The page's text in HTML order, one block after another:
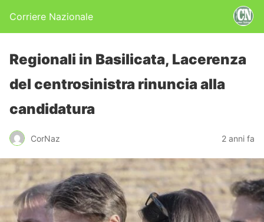
Corriere Nazionale
Regionali in Basilicata, Lacerenza
del centrosinistra rinuncia alla
candidatura
CorNaz 2 anni fa